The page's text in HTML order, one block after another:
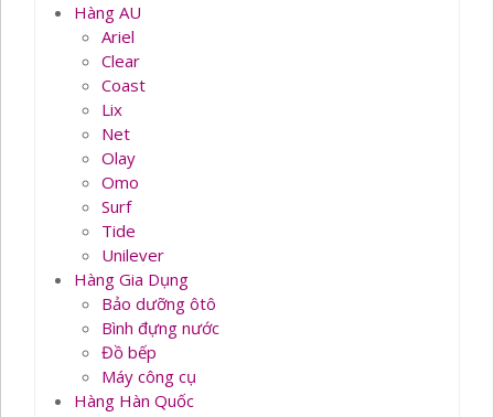
Hàng AU
Ariel
Clear
Coast
Lix
Net
Olay
Omo
Surf
Tide
Unilever
Hàng Gia Dụng
Bảo dưỡng ôtô
Bình đựng nước
Đồ bếp
Máy công cụ
Hàng Hàn Quốc